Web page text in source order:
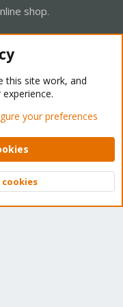
shop.
Light Mode
Help Home
XenForo Ltd.
Top
this site work, and
your preferences